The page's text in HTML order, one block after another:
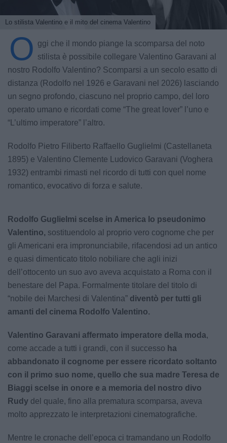
Lo stilista Valentino e il mito del cinema Valentino
O ggi che il mondo piange la scomparsa del noto
stilista è possibile collegare Valentino Garavani al
nostro Rodolfo Valentino? Scomparsi a un secolo esatto di
distanza (Rodolfo nel 1926 e Garavani nel 2026) lasciando
un segno profondo, ciascuno nel proprio campo, del loro
operato umano e ricordati come “The great lover” l’uno e
“L’ultimo imperatore” l’altro.
Rodolfo Pietro Filiberto Raffaello Guglielmi (Castellaneta
1895) e Valentino Clemente Ludovico Garavani (Voghera
1932) entrambi rimasti nel ricordo di tutti con quel nome
romantico, evocativo di forza e salute.
Rodolfo Guglielmi scelse in America lo pseudonimo
Valentino, sostituendolo al proprio vero cognome che per
gli Americani era impronunciabile, rifacendosi ad un antico
e quasi dimenticato titolo nobiliare che agli inizi
dell’ottocento un suo avo aveva acquistato a Roma con il
benestare del Papa. Formalmente titolare del titolo di
“nobile dei Marchesi di Valentina” diventò per tutti gli
amanti del cinema Rodolfo Valentino.
Valentino Garavani affermato imperatore della moda,
come accade a tutti i grandi, con il successo ha
abbandonato il cognome per essere ricordato soltanto
con il primo suo nome, quello che sua madre Teresa de
Biaggi scelse in onore e a memoria del nostro divo
Rudy del quale, fino alla prematura scomparsa, aveva
molto apprezzato le interpretazioni cinematografiche.
Mentre le cronache dell’epoca ci tramandano un Rodolfo